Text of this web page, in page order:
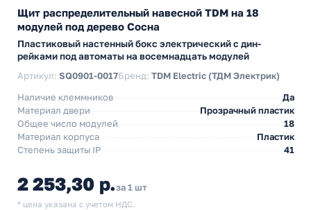
Щит распределительный навесной TDM на 18
модулей под дерево Сосна
Пластиковый настенный бокс электрический с дин-
рейками под автоматы на восемнадцать модулей
Артикул: SQ0901-0017Бренд: TDM Electric (ТДМ Электрик)
Наличие клеммников
Да
Материал двери
Прозрачный пластик
Общее число модулей
18
Материал корпуса
Пластик
Степень защиты IP
41
2 253,30 р.за 1 шт
* цена указана с учетом НДС.